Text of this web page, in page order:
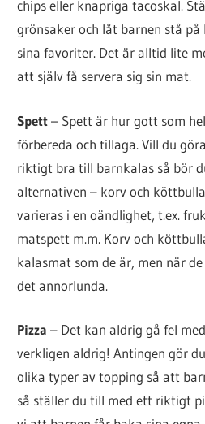
chips eller knapriga tacoskal.
grönsaker och låt barnen stå
sina favoriter. Det är alltid lite
att själv få servera sig sin mat.
Spett– Spett är hur gott som
förbereda och tillaga. Vill du
riktigt bra till barnkalas så bör
alternativen – korv och
varieras i en oändlighet, t.ex.
matspett m.m. Korv och
kalasmat som de är, men när
det annorlunda.
Pizza – Det kan aldrig gå fel med
verkligen aldrig! Antingen gör
olika typer av topping så att
så ställer du till med ett riktigt